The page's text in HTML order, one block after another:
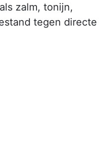
zalm, tonijn,
tegen directe